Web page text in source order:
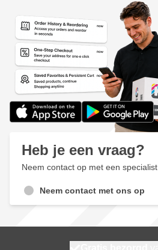
Heb je een vraag?
Neem contact op met een specialist
Neem contact met ons op